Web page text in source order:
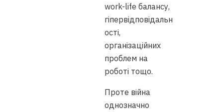
work-life балансу,
гіпервідповідальн
ості,
організаційних
проблем на
роботі тощо.
Проте війна
однозначно